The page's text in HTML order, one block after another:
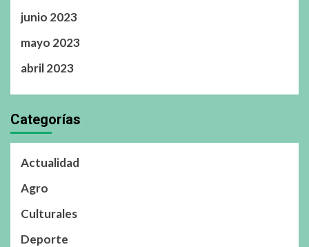
junio 2023
mayo 2023
abril 2023
Categorías
Actualidad
Agro
Culturales
Deporte